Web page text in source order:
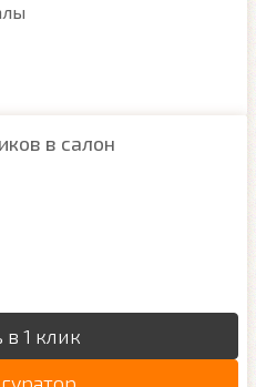
в салон
в 1 клик